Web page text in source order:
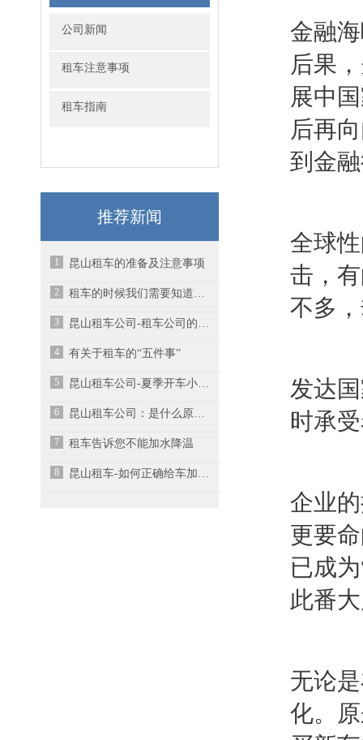
公司新闻
租车注意事项
租车指南
推荐新闻
1 昆山租车的准备及注意事项
2 租车的时候我们需要知道什么？
3 昆山租车公司-租车公司的车都是营运车吗？
4 有关于租车的“五件事”
5 昆山租车公司-夏季开车小贴士
6 昆山租车公司：是什么原因造成汽车的能耗过高？
7 租车告诉您不能加水降温
8 昆山租车-如何正确给车加油？
金融
后果
展中
后再
到金
全球
击，
不多
发达
时承
企业
更要
已成
此番
无论
化。